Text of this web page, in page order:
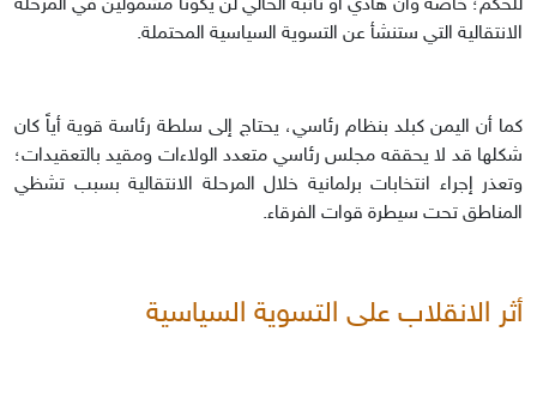
للحكم؛ خاصة وأن هادي أو نائبه الحالي لن يكونا مشمولين في المرحلة
الانتقالية التي ستنشأ عن التسوية السياسية المحتملة.
كما أن اليمن كبلد بنظام رئاسي، يحتاج إلى سلطة رئاسة قوية أياً كان
شكلها قد لا يحققه مجلس رئاسي متعدد الولاءات ومقيد بالتعقيدات؛
وتعذر إجراء انتخابات برلمانية خلال المرحلة الانتقالية بسبب تشظي
المناطق تحت سيطرة قوات الفرقاء.
أثر الانقلاب على التسوية السياسية